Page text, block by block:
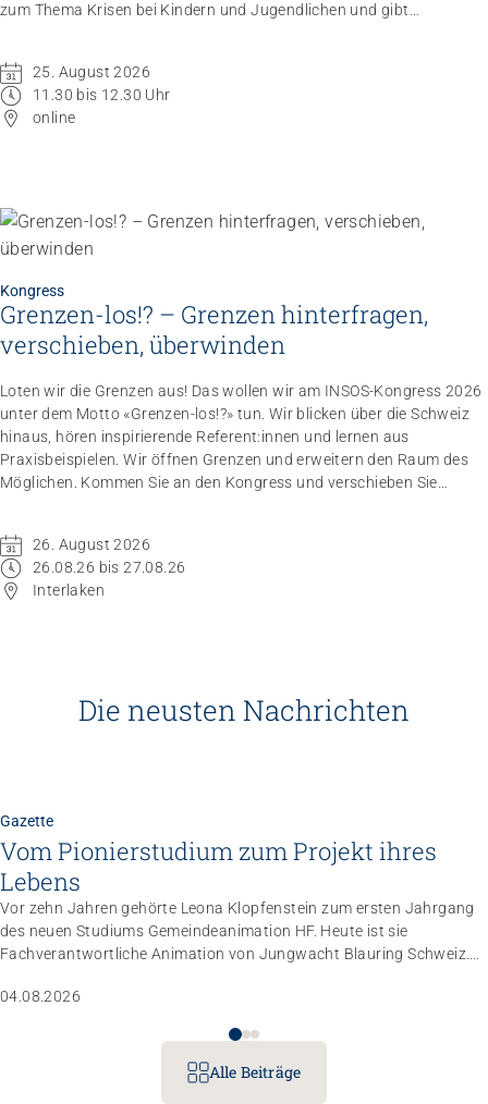
zum Thema Krisen bei Kindern und Jugendlichen und gibt
25. August 2026
11.30 bis 12.30 Uhr
online
Kongress
Grenzen-los!? – Grenzen hinterfragen,
verschieben, überwinden
Loten wir die Grenzen aus! Das wollen wir am INSOS-Kongress 2026
unter dem Motto «Grenzen-los!?» tun. Wir blicken über die Schweiz
hinaus, hören inspirierende Referent:innen und lernen aus
Praxisbeispielen. Wir öffnen Grenzen und erweitern den Raum des
Möglichen. Kommen Sie an den Kongress und verschieben Sie
26. August 2026
26.08.26 bis 27.08.26
Interlaken
Die neusten Nachrichten
Gazette
Vom Pionierstudium zum Projekt ihres
Lebens
Vor zehn Jahren gehörte Leona Klopfenstein zum ersten Jahrgang
des neuen Studiums Gemeindeanimation HF. Heute ist sie
Fachverantwortliche Animation von Jungwacht Blauring Schweiz.
gemanagt hat, wartet nun ihr persönliches Grossprojekt.
04.08.2026
Alle Beiträge